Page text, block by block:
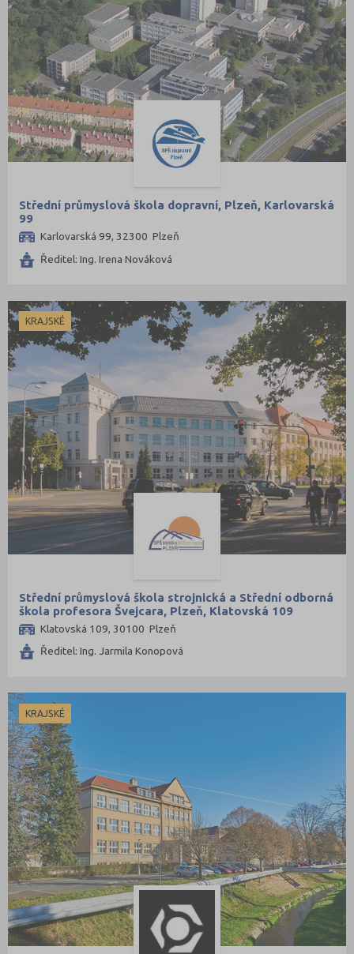
Střední průmyslová škola dopravní, Plzeň, Karlovarská
99
Karlovarská 99, 32300 Plzeň
Ředitel: Ing. Irena Nováková
KRAJSKÉ
Střední průmyslová škola strojnická a Střední odborná
škola profesora Švejcara, Plzeň, Klatovská 109
Klatovská 109, 30100 Plzeň
Ředitel: Ing. Jarmila Konopová
KRAJSKÉ